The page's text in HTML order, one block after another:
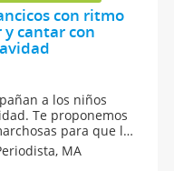
con ritmo
cantar con
a los niños
Te proponemos
para que la
Si buscas
también tradicional,
MA